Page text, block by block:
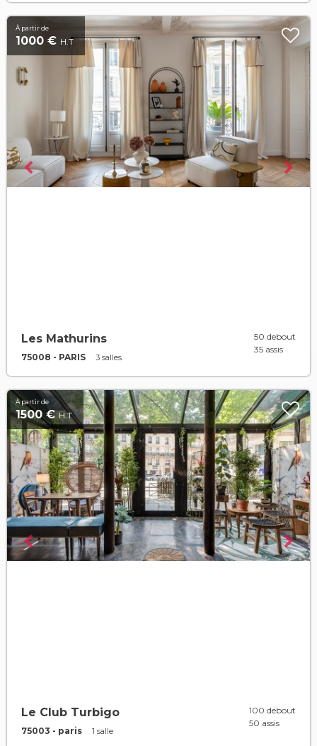
À partir de
1000 € H.T
Les Mathurins
75008 - PARIS 3 salles
50 debout
35 assis
À partir de
1500 €H.T
Le Club Turbigo
75003 - paris 1 salle
100 debout
50 assis